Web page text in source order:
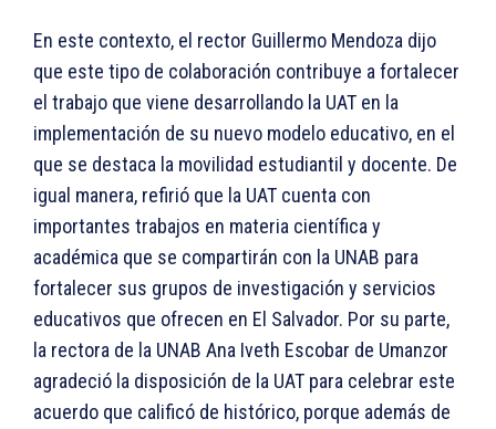
En este contexto, el rector Guillermo Mendoza dijo
que este tipo de colaboración contribuye a fortalecer
el trabajo que viene desarrollando la UAT en la
implementación de su nuevo modelo educativo, en el
que se destaca la movilidad estudiantil y docente. De
igual manera, refirió que la UAT cuenta con
importantes trabajos en materia científica y
académica que se compartirán con la UNAB para
fortalecer sus grupos de investigación y servicios
educativos que ofrecen en El Salvador. Por su parte,
la rectora de la UNAB Ana Iveth Escobar de Umanzor
agradeció la disposición de la UAT para celebrar este
acuerdo que calificó de histórico, porque además de